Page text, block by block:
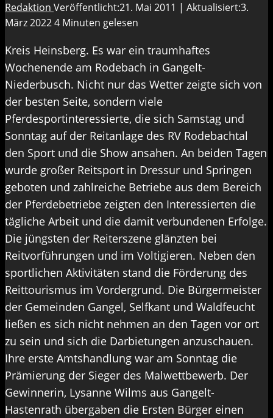
Redaktion Veröffentlicht:21. Mai 2011 | Aktualisiert:3.
März 20224 Minuten gelesen
Kreis Heinsberg. Es war ein traumhaftes
Wochenende am Rodebach in Gangelt-
Niederbusch. Nicht nur das Wetter zeigte sich von
der besten Seite, sondern viele
Pferdesportinteressierte, die sich Samstag und
Sonntag auf der Reitanlage des RV Rodebachtal
den Sport und die Show ansahen. An beiden Tagen
wurde großer Reitsport in Dressur und Springen
geboten und zahlreiche Betriebe aus dem Bereich
der Pferdebetriebe zeigten den Interessierten die
tägliche Arbeit und die damit verbundenen Erfolge.
Die jüngsten der Reiterszene glänzten bei
Reitvorführungen und im Voltigieren. Neben den
sportlichen Aktivitäten stand die Förderung des
Reittourismus im Vordergrund. Die Bürgermeister
der Gemeinden Gangel, Selfkant und Waldfeucht
ließen es sich nicht nehmen an den Tagen vor ort
zu sein und sich die Darbietungen anzuschauen.
Ihre erste Amtshandlung war am Sonntag die
Prämierung der Sieger des Malwettbewerb. Der
Gewinnerin, Lysanne Wilms aus Gangelt-
Hastenrath übergaben die Ersten Bürger einen